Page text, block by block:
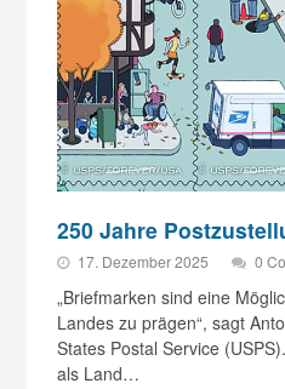
250 Jahre
17. Dezember 2025 0
„Briefmarken sind eine
Landes zu prägen“, sagt
States Postal Service
als Land…